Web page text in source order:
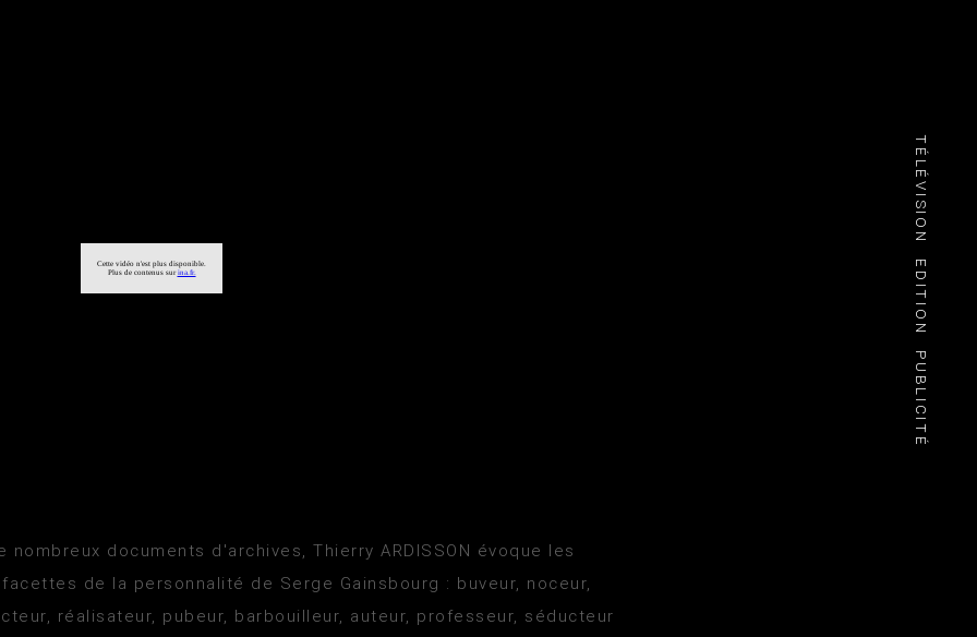
TÉLÉVISION
EDITION
PUBLICITÉ
nombreux documents d'archives, Thierry ARDISSON évoque les
de la personnalité de Serge Gainsbourg : buveur, noceur,
réalisateur, pubeur, barbouilleur, auteur, professeur, séducteur